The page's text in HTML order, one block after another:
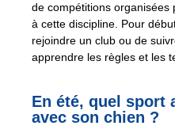
de compétitions organisées
à cette discipline. Pour
rejoindre un club ou de
apprendre les règles et les
En été, quel sport
avec son chien ?